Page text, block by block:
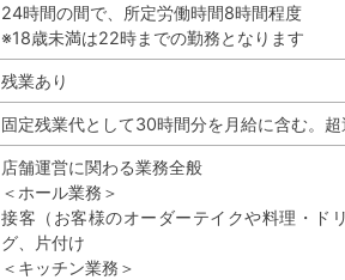
24時間の間で、所定労働時間8時間程度
※18歳未満は22時までの勤務となります
残業あり
固定残業代として30時間分を月給に含む。超
店舗運営に関わる業務全般
＜ホール業務＞
接客（お客様のオーダーテイクや料理・ド
グ、片付け
＜キッチン業務＞